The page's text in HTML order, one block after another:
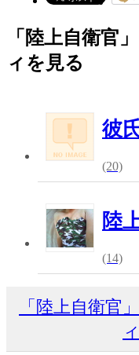
「陸上自衛官
ィを見る
彼
(20)
陸
(14)
「陸上自衛官